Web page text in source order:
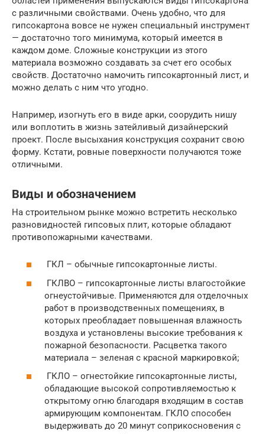
с различными свойствами. Очень удобно, что для
гипсокартона вовсе не нужен специальный инструмент
— достаточно того минимума, который имеется в
каждом доме. Сложные конструкции из этого
материала возможно создавать за счет его особых
свойств. Достаточно намочить гипсокартонный лист, и
можно делать с ним что угодно.
Например, изогнуть его в виде арки, соорудить нишу
или воплотить в жизнь затейливый дизайнерский
проект. После высыхания конструкция сохранит свою
форму. Кстати, ровные поверхности получаются тоже
отличными.
Виды и обозначением
На строительном рынке можно встретить несколько
разновидностей гипсовых плит, которые обладают
противопожарными качествами.
ГКЛ – обычные гипсокартонные листы.
ГКЛВО – гипсокартонные листы влагостойкие
огнеустойчивые. Применяются для отделочных
работ в производственных помещениях, в
которых преобладает повышенная влажность
воздуха и установлены высокие требования к
пожарной безопасности. Расцветка такого
материала – зеленая с красной маркировкой;
ГКЛО – огнестойкие гипсокартонные листы,
обладающие высокой сопротивляемостью к
открытому огню благодаря входящим в состав
армирующим компонентам. ГКЛО способен
выдерживать до 20 минут соприкосновения с